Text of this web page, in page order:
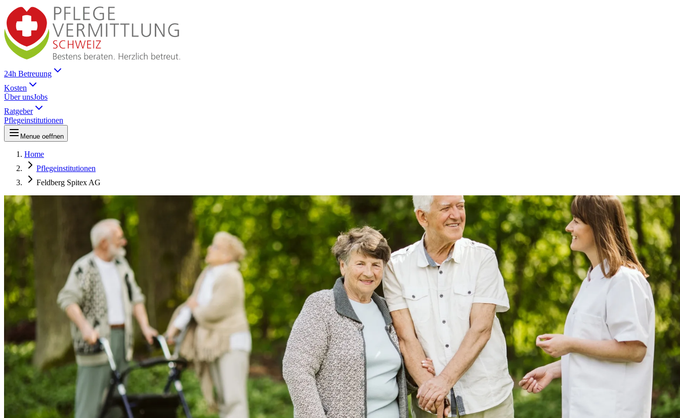
24h Betreuung
Kosten
Über unsJobs
Ratgeber
Pflegeinstitutionen
Menue oeffnen
Home
Pflegeinstitutionen
Feldberg Spitex AG